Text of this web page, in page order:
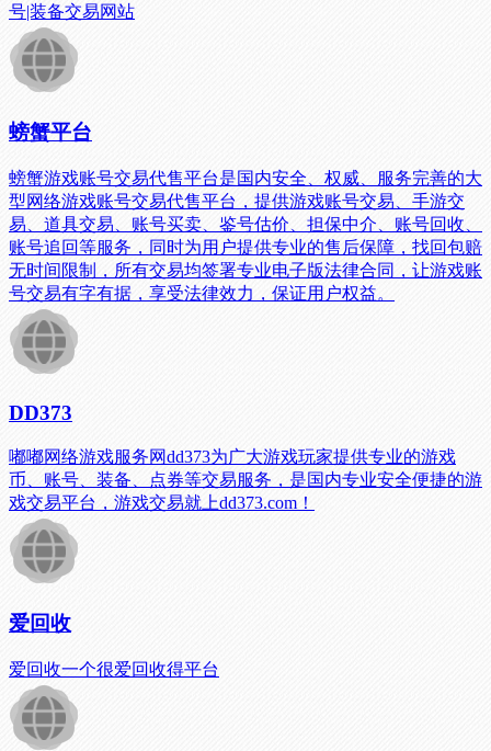
号|装备交易网站
螃蟹平台
螃蟹游戏账号交易代售平台是国内安全、权威、服务完善的大
型网络游戏账号交易代售平台，提供游戏账号交易、手游交
易、道具交易、账号买卖、鉴号估价、担保中介、账号回收、
账号追回等服务，同时为用户提供专业的售后保障，找回包赔
无时间限制，所有交易均签署专业电子版法律合同，让游戏账
号交易有字有据，享受法律效力，保证用户权益。
DD373
嘟嘟网络游戏服务网dd373为广大游戏玩家提供专业的游戏
币、账号、装备、点券等交易服务，是国内专业安全便捷的游
戏交易平台，游戏交易就上dd373.com！
爱回收
爱回收一个很爱回收得平台